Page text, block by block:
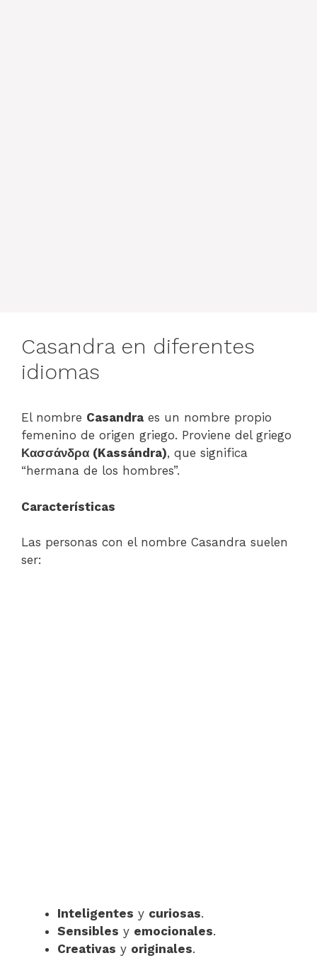
Casandra en diferentes
idiomas
El nombre Casandra es un nombre propio
femenino de origen griego. Proviene del griego
Κασσάνδρα (Kassándra), que significa
“hermana de los hombres”.
Características
Las personas con el nombre Casandra suelen
ser:
Inteligentes y curiosas.
Sensibles y emocionales.
Creativas y originales.